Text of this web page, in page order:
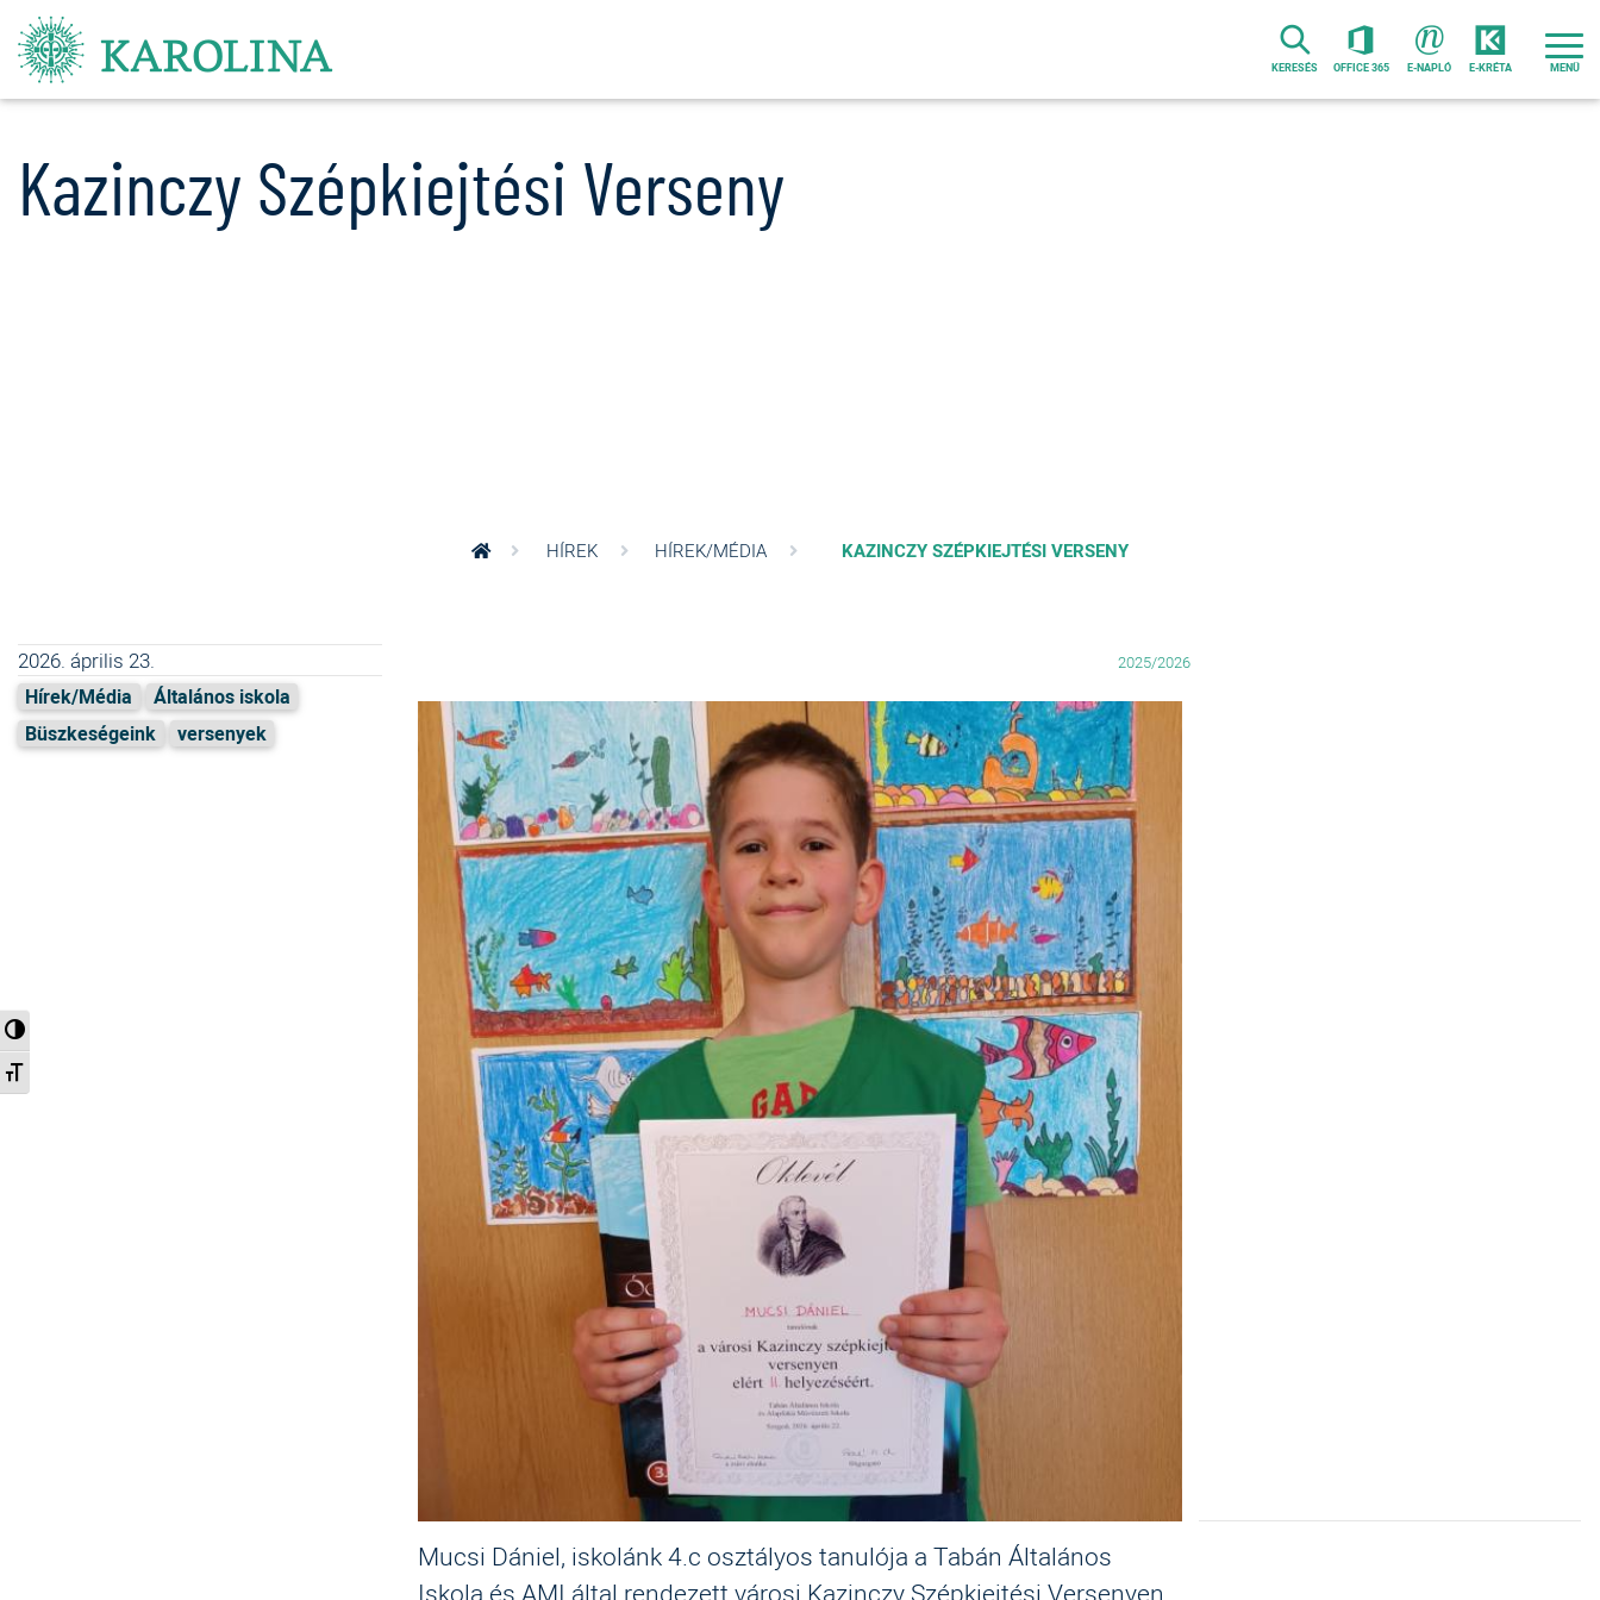
Nagy kontraszt váltása
Betűméret váltása
KERESÉS OFFICE 365 E-NAPLÓ E-KRÉTA
Kazinczy Szépkiejtési Verseny
HÍREK HÍREK/MÉDIA KAZINCZY SZÉPKIEJTÉSI VERSENY
2025/2026
Mucsi Dániel, iskolánk 4.c osztályos tanulója a Tabán Általános
Iskola és AMI által rendezett városi Kazinczy Szépkiejtési Versenyen
2026. április 23.
Hírek/Média
Általános iskola
Büszkeségeink
versenyek